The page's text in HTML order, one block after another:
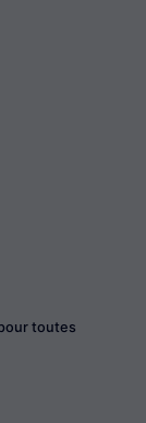
toutes